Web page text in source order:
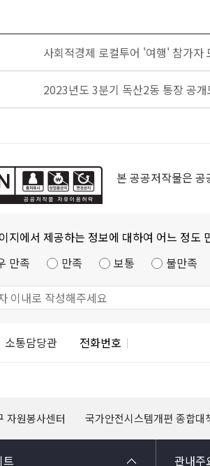
사회적경제 로컬투어 '여행' 참가자
2023년도 3분기 독산2동 통장 공개
본 공공저작물은 공
지에서 제공하는 정보에 대하여 어느 정도
만족
만족 보통 불만족
소통담당관 전화번호
자원봉사센터 국가안전시스템개편 종합대
트 관내주